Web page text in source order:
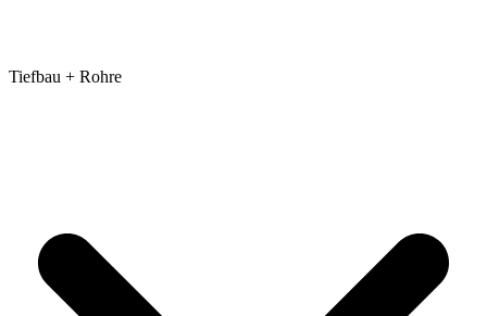
Tiefbau + Rohre